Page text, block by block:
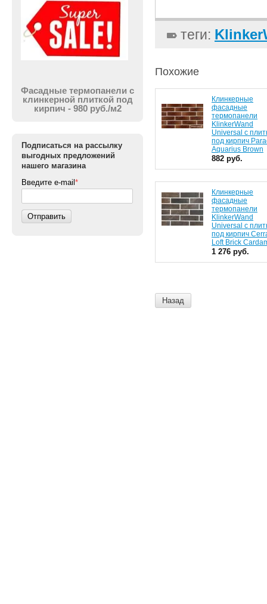
Фасадные термопанели с
клинкерной плиткой под
кирпич - 980 руб./м2
Подписаться на рассылку
выгодных предложений
нашего магазина
Введите e-mail *
Отправить
теги:
Похожие
Клинкерные
фасадные
термопанели
KlinkerWand
Universal с
под кирпич
Aquarius Brown
882 руб.
Клинкерные
фасадные
термопанели
KlinkerWand
Universal с
под кирпич
Loft Brick
1 276 руб.
Назад